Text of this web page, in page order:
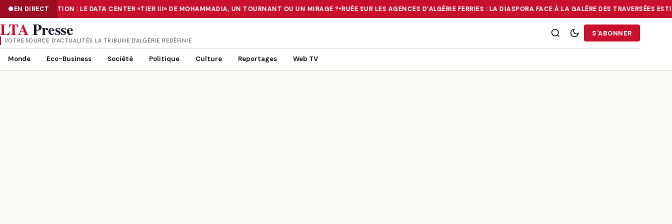
EN DIRECT
NUMÉRISATION : LE DATA CENTER «TIER III» DE MOHAMMADIA, UN TOURNANT OU UN MIRAGE ? •RUÉE SUR LES AGENCES D’ALGÉRIE FERRIES : LA DIASPORA FACE À LA GALÈRE DES TRAVERSÉES
NUMÉRISATION : LE DATA CENTER «TIER III» DE MOHAMMADIA, UN TOURNANT OU UN MIRAGE ?•RUÉE SUR LES AGENCES D’ALGÉRIE FERRIES : LA DIASPORA FACE À LA GALÈRE DES TRAVERSÉES
LTAPresse
VOTRE SOURCE D’ACTUALITÉS LA TRIBUNE D'ALGÉRIE REDÉFINIE
S'ABONNER
Monde Eco-Business Société Politique Culture Reportages Web TV